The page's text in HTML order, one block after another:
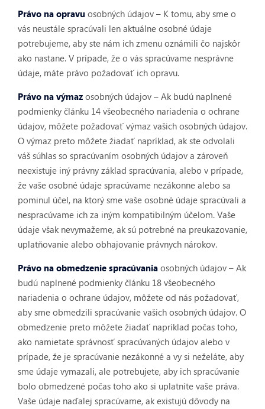
Právo na opravu osobných údajov – K tomu, aby sme o
vás neustále spracúvali len aktuálne osobné údaje
potrebujeme, aby ste nám ich zmenu oznámili čo najskôr
ako nastane. V prípade, že o vás spracúvame nesprávne
údaje, máte právo požadovať ich opravu.
Právo na výmaz osobných údajov – Ak budú naplnené
podmienky článku 14 všeobecného nariadenia o ochrane
údajov, môžete požadovať výmaz vašich osobných údajov.
O výmaz preto môžete žiadať napríklad, ak ste odvolali
váš súhlas so spracúvaním osobných údajov a zároveň
neexistuje iný právny základ spracúvania, alebo v prípade,
že vaše osobné údaje spracúvame nezákonne alebo sa
pominul účel, na ktorý sme vaše osobné údaje spracúvali a
nespracúvame ich za iným kompatibilným účelom. Vaše
údaje však nevymažeme, ak sú potrebné na preukazovanie,
uplatňovanie alebo obhajovanie právnych nárokov.
Právo na obmedzenie spracúvania osobných údajov – Ak
budú naplnené podmienky článku 18 všeobecného
nariadenia o ochrane údajov, môžete od nás požadovať,
aby sme obmedzili spracúvanie vašich osobných údajov. O
obmedzenie preto môžete žiadať napríklad počas toho,
ako namietate správnosť spracúvaných údajov alebo v
prípade, že je spracúvanie nezákonné a vy si neželáte, aby
sme údaje vymazali, ale potrebujete, aby ich spracúvanie
bolo obmedzené počas toho ako si uplatníte vaše práva.
Vaše údaje naďalej spracúvame, ak existujú dôvody na